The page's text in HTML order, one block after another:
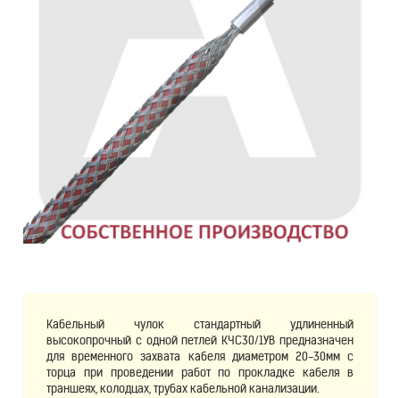
Кабельный чулок стандартный удлиненный
высокопрочный с одной петлей КЧС30/1УВ предназначен
для временного захвата кабеля диаметром 20-30мм с
торца при проведении работ по прокладке кабеля в
траншеях, колодцах, трубах кабельной канализации.